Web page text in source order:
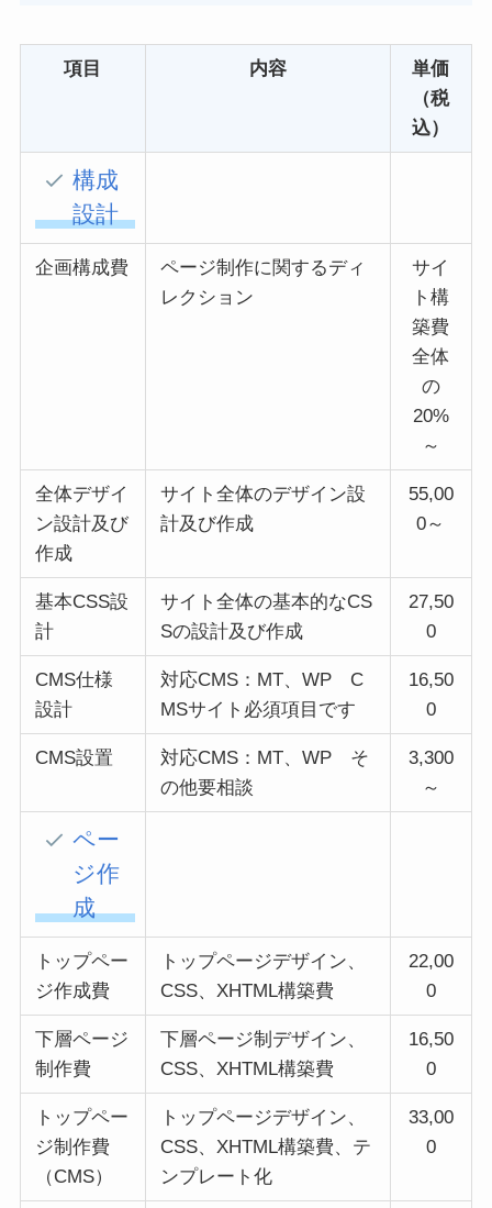
項目 内容
単価
（税
込）
構成
設計
企画構成費
ページ制作に関するディ
レクション
サイ
ト構
築費
全体
の
20%
～
全体デザイ
ン設計及び
作成
サイト全体のデザイン設
計及び作成
55,00
0～
基本CSS設
計
サイト全体の基本的なCS
Sの設計及び作成
27,50
0
CMS仕様
設計
対応CMS：MT、WP C
MSサイト必須項目です
16,50
0
CMS設置
対応CMS：MT、WP そ
の他要相談
3,300
～
ペー
ジ作
成
トップペー
ジ作成費
トップページデザイン、
CSS、XHTML構築費
22,00
0
下層ページ
制作費
下層ページ制デザイン、
CSS、XHTML構築費
16,50
0
トップペー
ジ制作費
（CMS）
トップページデザイン、
CSS、XHTML構築費、テ
ンプレート化
33,00
0